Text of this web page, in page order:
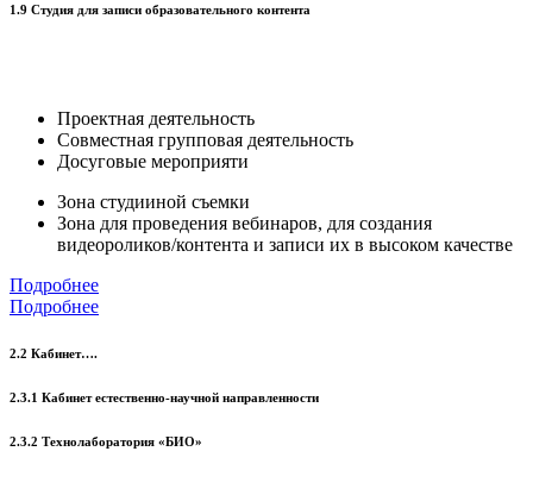
1.9 Студия для записи образовательного контента
Проектная деятельность
Совместная групповая деятельность
Досуговые мероприяти
Зона студииной съемки
Зона для проведения вебинаров, для создания
видеороликов/контента и записи их в высоком качестве
Подробнее
Подробнее
2.2 Кабинет….
2.3.1 Кабинет естественно-научной направленности
2.3.2 Технолаборатория «БИО»